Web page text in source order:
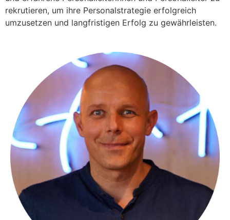
rekrutieren, um ihre Personalstrategie erfolgreich
umzusetzen und langfristigen Erfolg zu gewährleisten.